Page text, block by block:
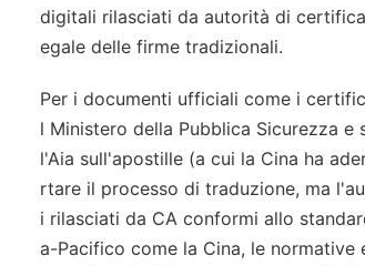
digitali rilasciati da autorità di
egale delle firme tradizionali.
Per i documenti ufficiali come i
l Ministero della Pubblica Sicurezza
l'Aia sull'apostille (a cui la Cina ha
rtare il processo di traduzione, ma
i rilasciati da CA conformi allo
a-Pacifico come la Cina, le